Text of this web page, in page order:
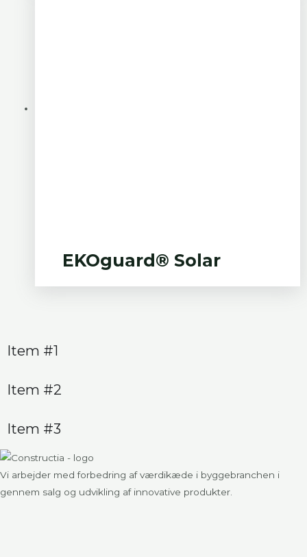
EKOguard® Solar
Item #1
Item #2
Item #3
Vi arbejder med forbedring af værdikæde i byggebranchen i
gennem salg og udvikling af innovative produkter.